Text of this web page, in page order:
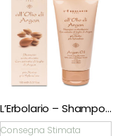
L’Erbolario – Shampoo All’Olio di Argan
Consegna Stimata